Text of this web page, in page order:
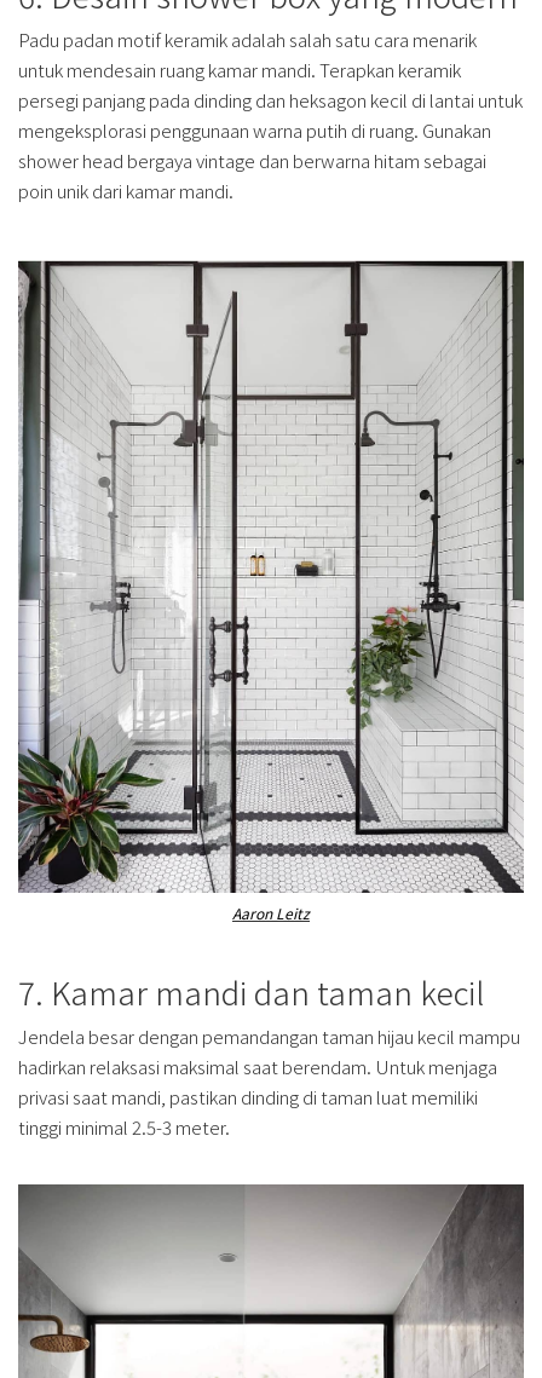
Padu padan motif keramik adalah salah satu cara menarik
untuk mendesain ruang kamar mandi. Terapkan keramik
persegi panjang pada dinding dan heksagon kecil di lantai untuk
mengeksplorasi penggunaan warna putih di ruang. Gunakan
shower head bergaya vintage dan berwarna hitam sebagai
poin unik dari kamar mandi.
Aaron Leitz
7. Kamar mandi dan taman kecil
Jendela besar dengan pemandangan taman hijau kecil mampu
hadirkan relaksasi maksimal saat berendam. Untuk menjaga
privasi saat mandi, pastikan dinding di taman luat memiliki
tinggi minimal 2.5-3 meter.